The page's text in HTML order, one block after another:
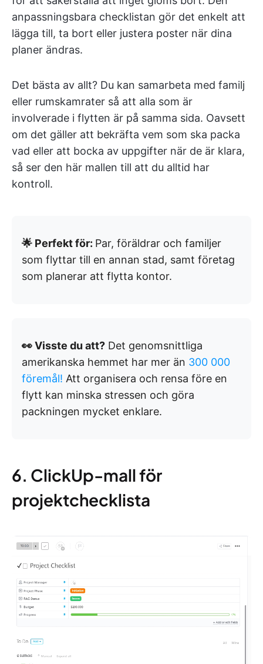
anpassningsbara checklistan gör det enkelt att
lägga till, ta bort eller justera poster när dina
planer ändras.
Det bästa av allt? Du kan samarbeta med familj
eller rumskamrater så att alla som är
involverade i flytten är på samma sida. Oavsett
om det gäller att bekräfta vem som ska packa
vad eller att bocka av uppgifter när de är klara,
så ser den här mallen till att du alltid har
kontroll.
🌟 Perfekt för: Par, föräldrar och familjer
som flyttar till en annan stad, samt företag
som planerar att flytta kontor.
👀 Visste du att? Det genomsnittliga
amerikanska hemmet har mer än 300 000
föremål! Att organisera och rensa före en
flytt kan minska stressen och göra
packningen mycket enklare.
6. ClickUp-mall för
projektchecklista